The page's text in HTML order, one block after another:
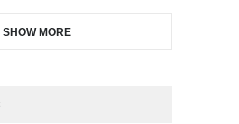
SHOW MORE